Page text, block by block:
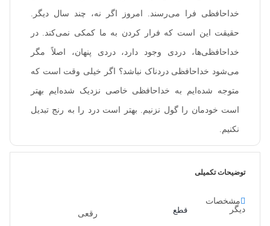
خداحافظی فرا می‌رسند. امروز اگر نه، چند سال دیگر.
حقیقت این است که فرار کردن به ما کمکی نمی‌کند. در
خداحافظی‌ها، دردی وجود دارد، دردی پنهان، اصلاً مگر
می‌شود خداحافظی دردناک نباشد؟ اگر خیلی وقت است که
متوجه شده‌ایم به خداحافظی خاصی نزدیک شده‌ایم بهتر
است خودمان را گول نزنیم. بهتر است درد را به رنج تبدیل
نکنیم.
توضیحات تکمیلی
مشخصات
دیگر
قطع رقعی